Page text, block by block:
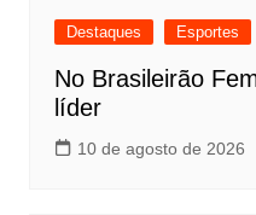
Destaques Esportes
No Brasileirão
líder
10 de agosto de 2026